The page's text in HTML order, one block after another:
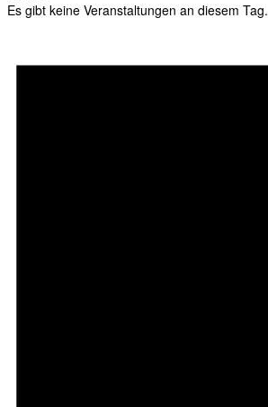
Es gibt keine Veranstaltungen an diesem Tag.